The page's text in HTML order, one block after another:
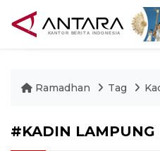
Ramadhan Tag
#KADIN LAMPUNG